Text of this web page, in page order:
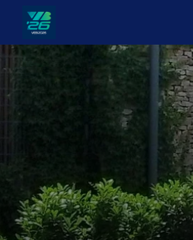
Veszprém-
Balaton
Európa
Sportrégiója